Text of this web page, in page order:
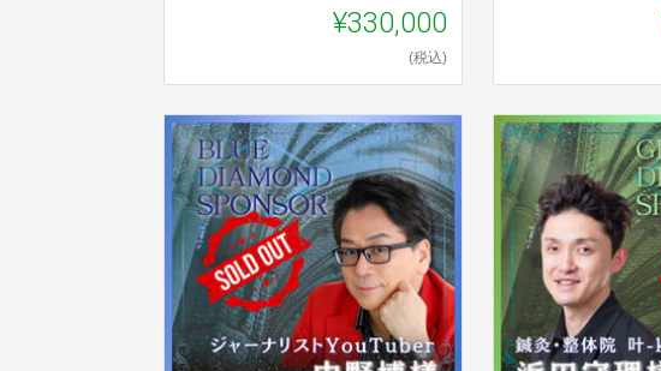
¥330,000
(税込)